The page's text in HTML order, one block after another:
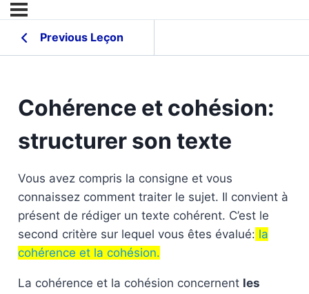
Previous Leçon
Cohérence et cohésion:
structurer son texte
Vous avez compris la consigne et vous
connaissez comment traiter le sujet. Il convient à
présent de rédiger un texte cohérent. C’est le
second critère sur lequel vous êtes évalué: la
cohérence et la cohésion.
La cohérence et la cohésion concernent les